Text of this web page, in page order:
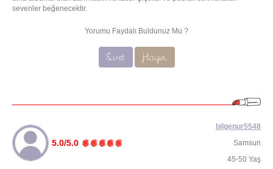
sevenler beğenecektir.
Yorumu Faydalı Buldunuz Mu ?
Evet Hayır
5.0/5.0
bilgenur5548
Samsun
45-50 Yaş